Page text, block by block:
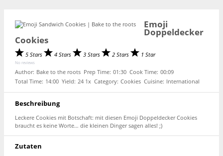
Emoji
Doppeldecker
Cookies
5 Stars 4 Stars 3 Stars 2 Stars 1 Star
No reviews
Author: Bake to the roots Prep Time: 01:30 Cook Time: 00:09
Total Time: 14:00 Yield: 24 1x Category: Cookies Cuisine: International
Beschreibung
Leckere Cookies mit Botschaft: mit diesen Emoji Doppeldecker Cookies
braucht es keine Worte… die kleinen Dinger sagen alles! ;)
Zutaten